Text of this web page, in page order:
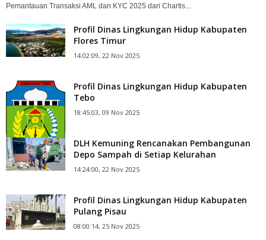
Pemantauan Transaksi AML dan KYC 2025 dari Chartis...
Profil Dinas Lingkungan Hidup Kabupaten
Flores Timur
14:02:09, 22 Nov 2025
Profil Dinas Lingkungan Hidup Kabupaten
Tebo
18:45:03, 09 Nov 2025
DLH Kemuning Rencanakan Pembangunan
Depo Sampah di Setiap Kelurahan
14:24:00, 22 Nov 2025
Profil Dinas Lingkungan Hidup Kabupaten
Pulang Pisau
08:00:14, 25 Nov 2025